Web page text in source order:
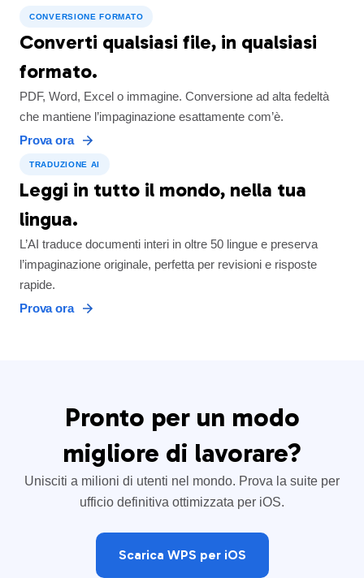
CONVERSIONE FORMATO
Converti qualsiasi file, in qualsiasi
formato.
PDF, Word, Excel o immagine. Conversione ad alta fedeltà
che mantiene l’impaginazione esattamente com’è.
Prova ora
TRADUZIONE AI
Leggi in tutto il mondo, nella tua
lingua.
L’AI traduce documenti interi in oltre 50 lingue e preserva
l’impaginazione originale, perfetta per revisioni e risposte
rapide.
Prova ora
Pronto per un modo
migliore di lavorare?
Unisciti a milioni di utenti nel mondo. Prova la suite per
ufficio definitiva ottimizzata per iOS.
Scarica WPS per iOS